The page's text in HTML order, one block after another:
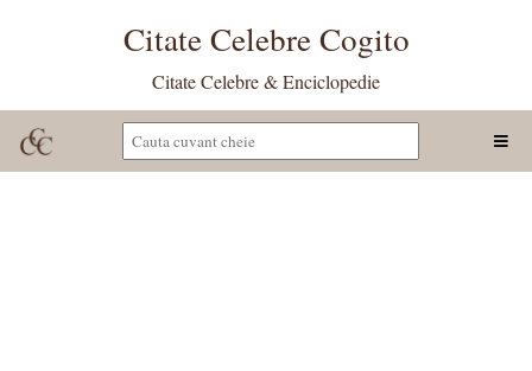
Citate Celebre Cogito
Citate Celebre & Enciclopedie